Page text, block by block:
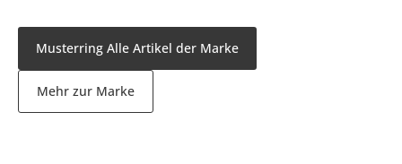
Musterring Alle Artikel der Marke
Mehr zur Marke